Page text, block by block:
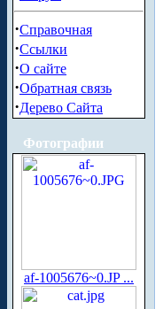
·Справочная
·Ссылки
·О сайте
·Обратная связь
·Дерево Сайта
Фотографии
af-1005676~0.JP ...